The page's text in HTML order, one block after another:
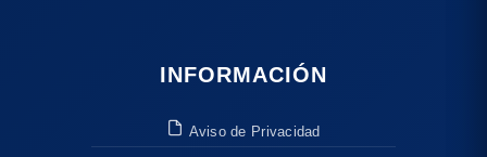
INFORMACIÓN
Aviso de Privacidad